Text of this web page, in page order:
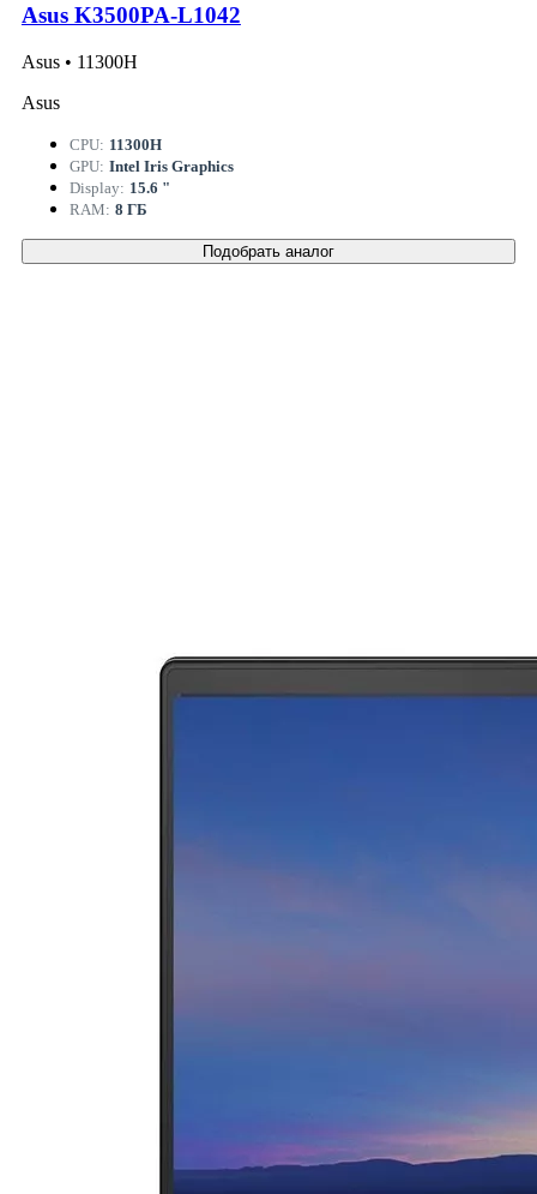
Asus K3500PA-L1042
Asus • 11300H
Asus
CPU: 11300H
GPU: Intel Iris Graphics
Display: 15.6 "
RAM: 8 ГБ
Подобрать аналог